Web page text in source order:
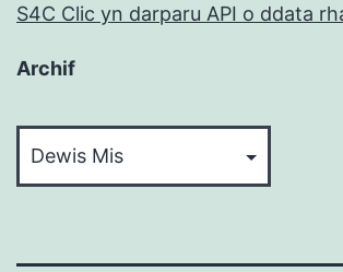
S4C Clic yn darparu API o ddata
Archif